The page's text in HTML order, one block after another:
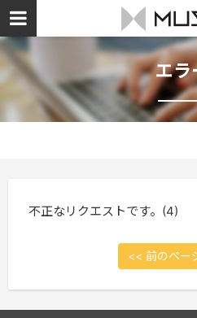
エラ
不正なリクエストです。(4)
<< 前のペー